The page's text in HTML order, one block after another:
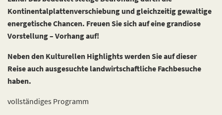
Kontinentalplattenverschiebung und gleichzeitig gewaltige
energetische Chancen. Freuen Sie sich auf eine grandiose
Vorstellung – Vorhang auf!
Neben den Kulturellen Highlights werden Sie auf dieser
Reise auch ausgesuchte landwirtschaftliche Fachbesuche
haben.
vollständiges Programm